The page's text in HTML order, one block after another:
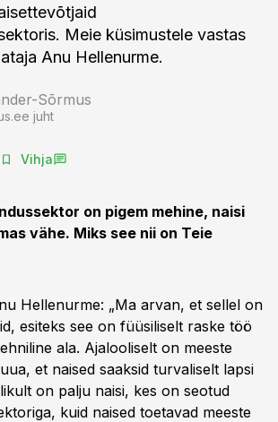
Meie küsimustele vastas
Anu Hellenurme.
Sõrmus
juht
Vihja
on pigem mehine, naisi
vähe. Miks see nii on Teie
Hellenurme: „Ma arvan, et sellel on
esiteks see on füüsiliselt raske töö
ala. Ajalooliselt on meeste
et naised saaksid turvaliselt lapsi
on palju naisi, kes on seotud
kuid naised toetavad meeste